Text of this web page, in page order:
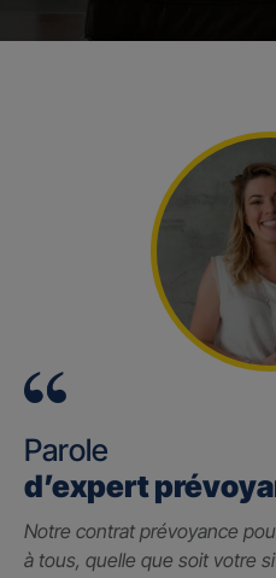
Parole
d’expert
Notre contrat prévoyance
à tous, quelle que soit votre